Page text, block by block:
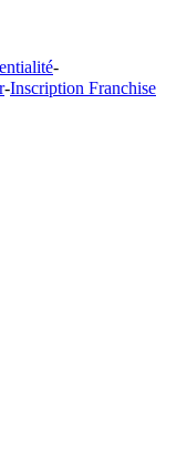
-
-Inscription Franchise